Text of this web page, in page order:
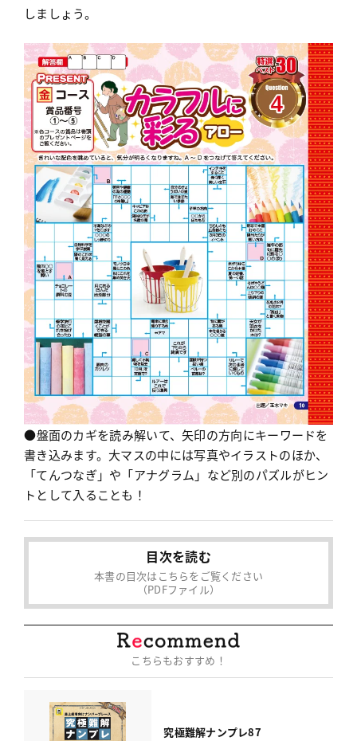
しましょう。
●盤面のカギを読み解いて、矢印の方向にキーワードを
書き込みます。大マスの中には写真やイラストのほか、
「てんつなぎ」や「アナグラム」など別のパズルがヒン
トとして入ることも！
目次を読む
本書の目次はこちらをご覧ください
（PDFファイル）
こちらもおすすめ！
究極難解ナンプレ87